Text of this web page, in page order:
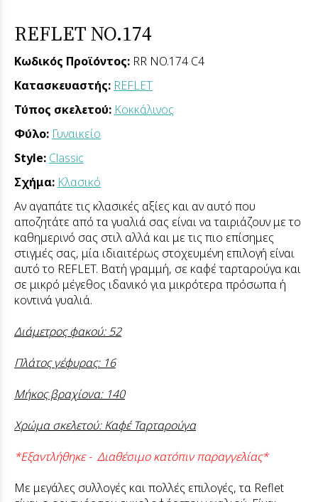
REFLET NO.174
Κωδικός Προϊόντος: RR NO.174 C4
Κατασκευαστής: REFLET
Τύπος σκελετού: Κοκκάλινος
Φύλο: Γυναικείο
Style: Classic
Σχήμα: Κλασικό
Αν αγαπάτε τις κλασικές αξίες και αν αυτό που
αποζητάτε από τα γυαλιά σας είναι να ταιριάζουν με το
καθημερινό σας στιλ αλλά και με τις πιο επίσημες
στιγμές σας, μία ιδιαιτέρως στοχευμένη επιλογή είναι
αυτό το REFLET. Βατή γραμμή, σε καφέ ταρταρούγα και
σε μικρό μέγεθος ιδανικό για μικρότερα πρόσωπα ή
κοντινά γυαλιά.
Διάμετρος φακού: 52
Πλάτος γέφυρας: 16
Μήκος βραχίονα: 140
Χρώμα σκελετού: Καφέ Ταρταρούγα
*Εξαντλήθηκε - Διαθέσιμο κατόπιν παραγγελίας*
Με μεγάλες συλλογές και πολλές επιλογές, τα Reflet